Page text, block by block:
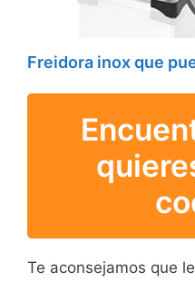
Freidora inox que
Te aconsejamos que